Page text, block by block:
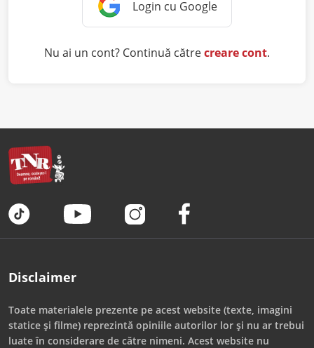
Nu ai un cont? Continuă cătrecreare cont.
Disclaimer
Toate materialele prezente pe acest website (texte, imagini
statice și filme) reprezintă opiniile autorilor lor și nu ar trebui
luate în considerare de către nimeni. Acest website nu